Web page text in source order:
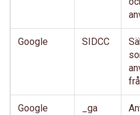
Google SIDCC
Google _ga